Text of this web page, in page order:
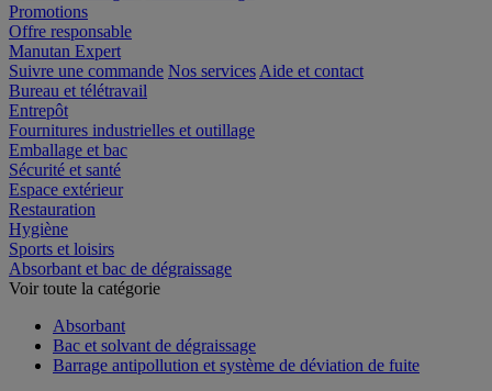
Promotions
Offre responsable
Manutan Expert
Suivre une commande Nos services Aide et contact
Bureau et télétravail
Entrepôt
Fournitures industrielles et outillage
Emballage et bac
Sécurité et santé
Espace extérieur
Restauration
Hygiène
Sports et loisirs
Absorbant et bac de dégraissage
Voir toute la catégorie
Absorbant
Bac et solvant de dégraissage
Barrage antipollution et système de déviation de fuite